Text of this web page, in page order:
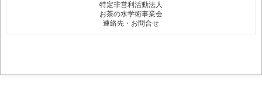
特定非営利活動法人
お茶の水学術事業会
連絡先・お問合せ